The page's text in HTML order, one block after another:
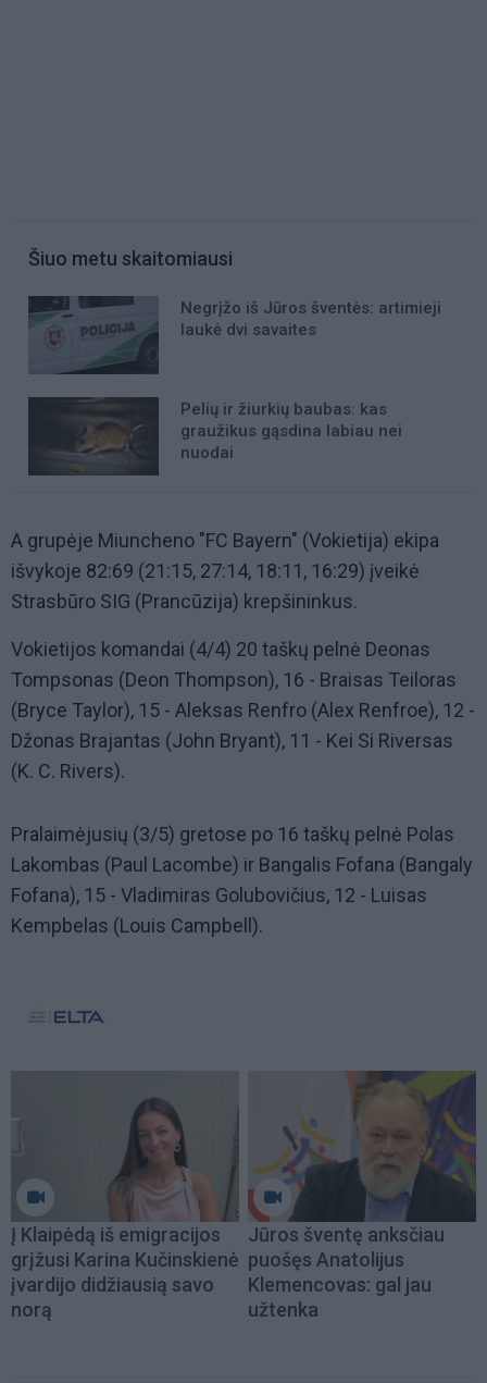
Šiuo metu skaitomiausi
Negrįžo iš Jūros šventės: artimieji
laukė dvi savaites
Pelių ir žiurkių baubas: kas
graužikus gąsdina labiau nei
nuodai
A grupėje Miuncheno "FC Bayern" (Vokietija) ekipa
išvykoje 82:69 (21:15, 27:14, 18:11, 16:29) įveikė
Strasbūro SIG (Prancūzija) krepšininkus.
Vokietijos komandai (4/4) 20 taškų pelnė Deonas
Tompsonas (Deon Thompson), 16 - Braisas Teiloras
(Bryce Taylor), 15 - Aleksas Renfro (Alex Renfroe), 12 -
Džonas Brajantas (John Bryant), 11 - Kei Si Riversas
(K. C. Rivers).
Pralaimėjusių (3/5) gretose po 16 taškų pelnė Polas
Lakombas (Paul Lacombe) ir Bangalis Fofana (Bangaly
Fofana), 15 - Vladimiras Golubovičius, 12 - Luisas
Kempbelas (Louis Campbell).
Į Klaipėdą iš emigracijos
grįžusi Karina Kučinskienė
įvardijo didžiausią savo
norą
Jūros šventę anksčiau
puošęs Anatolijus
Klemencovas: gal jau
užtenka